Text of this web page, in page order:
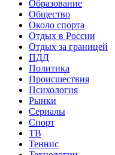
Образование
Общество
Около спорта
Отдых в России
Отдых за границей
ПДД
Политика
Происшествия
Психология
Рынки
Сериалы
Спорт
ТВ
Теннис